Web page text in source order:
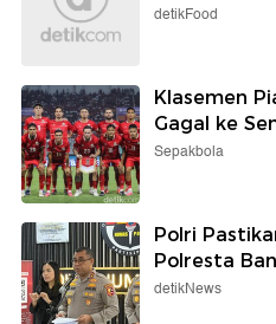
detikFood
Klasemen
Gagal ke
Sepakbola
Polri
Polresta
detikNews